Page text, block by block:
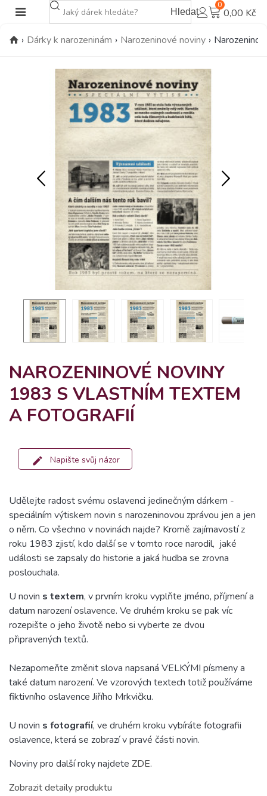
Hledat
0
0,00 Kč
› Dárky k narozeninám › Narozeninové noviny ›
NAROZENINOVÉ NOVINY
1983 S VLASTNÍM TEXTEM
A FOTOGRAFIÍ
Napište svůj názor
Udělejte radost svému oslavenci jedinečným dárkem -
speciálním výtiskem novin s narozeninovou zprávou jen a jen
o něm. Co všechno v novinách najde? Kromě zajímavostí z
roku 1983 zjistí, kdo další se v tomto roce narodil, jaké
události se zapsaly do historie a jaká hudba se zrovna
poslouchala.
U novin s textem, v prvním kroku vyplňte jméno, příjmení a
datum narození oslavence. Ve druhém kroku se pak víc
rozepište o jeho životě nebo si vyberte ze dvou
připravených textů.
Nezapomeňte změnit slova napsaná VELKÝMI písmeny a
také datum narození. Ve vzorových textech totiž používáme
fiktivního oslavence Jiřího Mrkvičku.
U novin s fotografií, ve druhém kroku vybíráte fotografii
oslavence, která se zobrazí v pravé části novin.
Noviny pro další roky najdete ZDE.
Zobrazit detaily produktu